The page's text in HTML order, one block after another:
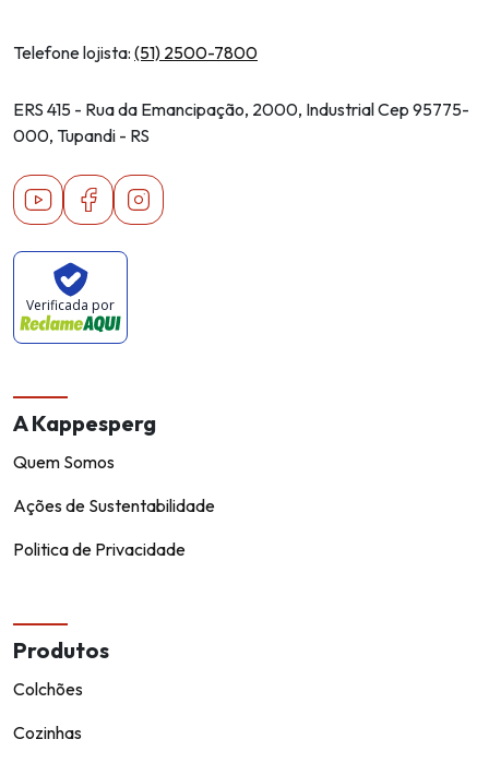
Telefone lojista: (51) 2500-7800
ERS 415 - Rua da Emancipação, 2000, Industrial Cep 95775-
000, Tupandi - RS
YoutubeFacebookInstagram
Verificada por
A Kappesperg
Quem Somos
Ações de Sustentabilidade
Politica de Privacidade
Produtos
Colchões
Cozinhas